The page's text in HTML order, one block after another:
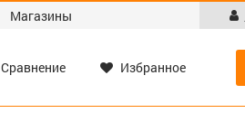
Магазины
Сравнение Избранное